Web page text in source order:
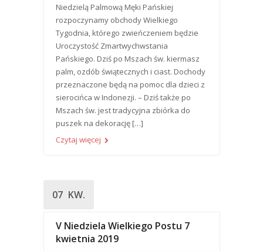
Niedzielą Palmową Męki Pańskiej
rozpoczynamy obchody Wielkiego
Tygodnia, którego zwieńczeniem będzie
Uroczystość Zmartwychwstania
Pańskiego. Dziś po Mszach św. kiermasz
palm, ozdób świątecznych i ciast. Dochody
przeznaczone będą na pomoc dla dzieci z
sierocińca w Indonezji. – Dziś także po
Mszach św. jest tradycyjna zbiórka do
puszek na dekorację […]
Czytaj więcej
07 KW.
V Niedziela Wielkiego Postu 7
kwietnia 2019